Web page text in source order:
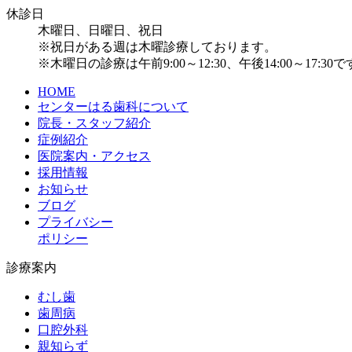
休診日
木曜日、日曜日、祝日
※祝日がある週は木曜診療しております。
※木曜日の診療は午前9:00～12:30、午後14:00～17:30で
HOME
センターはる歯科について
院長・スタッフ紹介
症例紹介
医院案内・アクセス
採用情報
お知らせ
ブログ
プライバシー
ポリシー
診療案内
むし歯
歯周病
口腔外科
親知らず